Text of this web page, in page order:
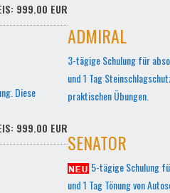
999.00 EUR
Diese
999.00 EUR
ADMIRAL
3-tägige Schulung für
und 1 Tag
praktischen Übungen.
SENATOR
5-tägige Schulung
und 1 Tag Tönung von